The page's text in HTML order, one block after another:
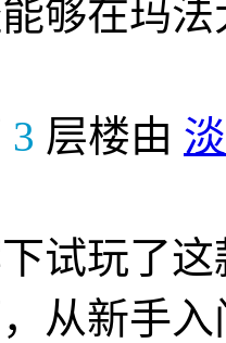
够在玛
3 层楼由
试玩了
从新手